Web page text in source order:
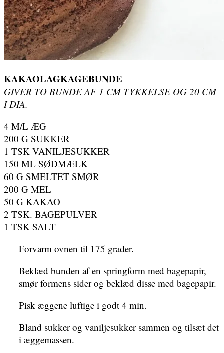
KAKAOLAGKAGEBUNDE
GIVER TO BUNDE AF 1 CM TYKKELSE OG 20 CM
I DIA.
4 M/L ÆG
200 G SUKKER
1 TSK VANILJESUKKER
150 ML SØDMÆLK
60 G SMELTET SMØR
200 G MEL
50 G KAKAO
2 TSK. BAGEPULVER
1 TSK SALT
Forvarm ovnen til 175 grader.
Beklæd bunden af en springform med bagepapir,
smør formens sider og beklæd disse med bagepapir.
Pisk æggene luftige i godt 4 min.
Bland sukker og vaniljesukker sammen og tilsæt det
i æggemassen.